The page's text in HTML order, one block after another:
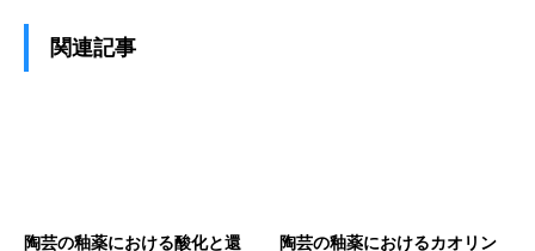
関連記事
陶芸の釉薬における酸化と還
陶芸の釉薬におけるカオリン